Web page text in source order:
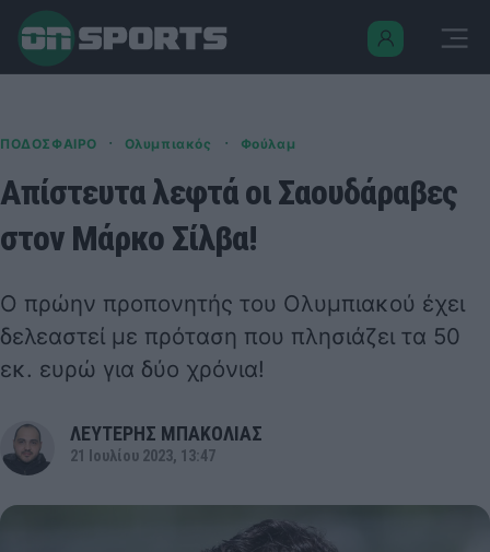
ΠΟΔΟΣΦΑΙΡΟ · Ολυμπιακός · Φούλαμ
Απίστευτα λεφτά οι Σαουδάραβες
στον Μάρκο Σίλβα!
Ο πρώην προπονητής του Ολυμπιακού έχει
δελεαστεί με πρόταση που πλησιάζει τα 50
εκ. ευρώ για δύο χρόνια!
ΛΕΥΤΕΡΗΣ ΜΠΑΚΟΛΙΑΣ
21 Ιουλίου 2023, 13:47